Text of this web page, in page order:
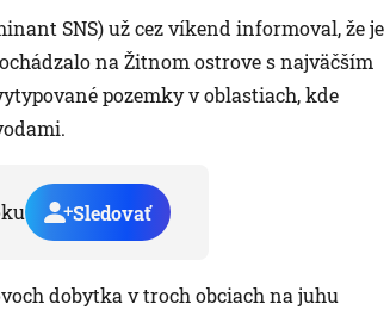
SNS) už cez víkend informoval, že je
na Žitnom ostrove s najväčším
pozemky v oblastiach, kde
Sledovať
dobytka v troch obciach na juhu